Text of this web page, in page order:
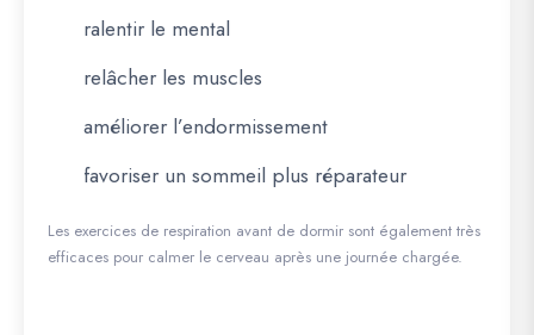
ralentir le mental
relâcher les muscles
améliorer l’endormissement
favoriser un sommeil plus réparateur
Les exercices de respiration avant de dormir sont également très
efficaces pour calmer le cerveau après une journée chargée.